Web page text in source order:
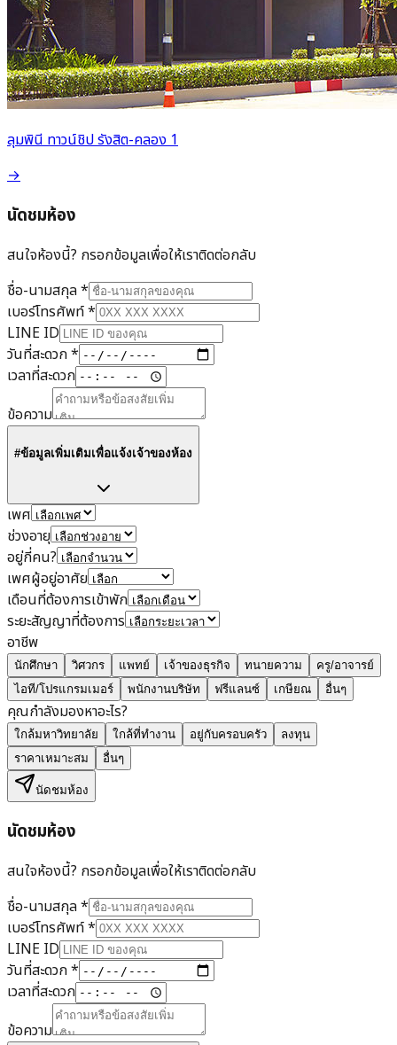
ลุมพินี ทาวน์ชิป รังสิต-คลอง 1
→
นัดชมห้อง
สนใจห้องนี้? กรอกข้อมูลเพื่อให้เราติดต่อกลับ
ชื่อ-นามสกุล*
เบอร์โทรศัพท์*
LINE ID
วันที่สะดวก*
เวลาที่สะดวก
ข้อความ
#ข้อมูลเพิ่มเติมเพื่อแจ้งเจ้าของห้อง
เพศ
ช่วงอายุ
อยู่กี่คน?
เพศผู้อยู่อาศัย
เดือนที่ต้องการเข้าพัก
ระยะสัญญาที่ต้องการ
อาชีพ
นักศึกษา วิศวกร แพทย์ เจ้าของธุรกิจ ทนายความ
ครู/อาจารย์
ไอที/โปรแกรมเมอร์
พนักงานบริษัท ฟรีแลนซ์ เกษียณ อื่นๆ
คุณกำลังมองหาอะไร?
ใกล้มหาวิทยาลัย ใกล้ที่ทำงาน อยู่กับครอบครัว
ลงทุน
ราคาเหมาะสม
อื่นๆ
นัดชมห้อง
นัดชมห้อง
สนใจห้องนี้? กรอกข้อมูลเพื่อให้เราติดต่อกลับ
ชื่อ-นามสกุล*
เบอร์โทรศัพท์*
LINE ID
วันที่สะดวก*
เวลาที่สะดวก
ข้อความ